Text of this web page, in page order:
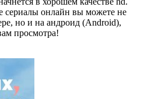
сериалы онлайн вы можете не
но и на андроид (Android),
просмотра!